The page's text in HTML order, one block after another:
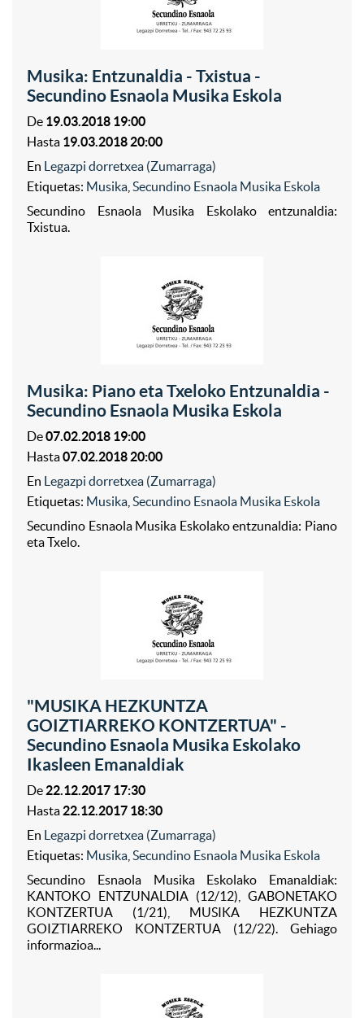
Musika: Entzunaldia - Txistua -
Secundino Esnaola Musika Eskola
De 19.03.2018 19:00
Hasta 19.03.2018 20:00
En Legazpi dorretxea (Zumarraga)
Etiquetas: Musika Secundino Esnaola Musika Eskola
Secundino Esnaola Musika Eskolako entzunaldia:
Txistua.
Musika: Piano eta Txeloko Entzunaldia -
Secundino Esnaola Musika Eskola
De07.02.2018 19:00
Hasta07.02.2018 20:00
En Legazpi dorretxea (Zumarraga)
Etiquetas: Musika Secundino Esnaola Musika Eskola
Secundino Esnaola Musika Eskolako entzunaldia: Piano
eta Txelo.
"MUSIKA HEZKUNTZA
GOIZTIARREKO KONTZERTUA" -
Secundino Esnaola Musika Eskolako
Ikasleen Emanaldiak
De 22.12.2017 17:30
Hasta 22.12.2017 18:30
En Legazpi dorretxea (Zumarraga)
Etiquetas: Musika Secundino Esnaola Musika Eskola
Secundino Esnaola Musika Eskolako Emanaldiak:
KANTOKO ENTZUNALDIA (12/12), GABONETAKO
KONTZERTUA (1/21), MUSIKA HEZKUNTZA
GOIZTIARREKO KONTZERTUA (12/22). Gehiago
informazioa...